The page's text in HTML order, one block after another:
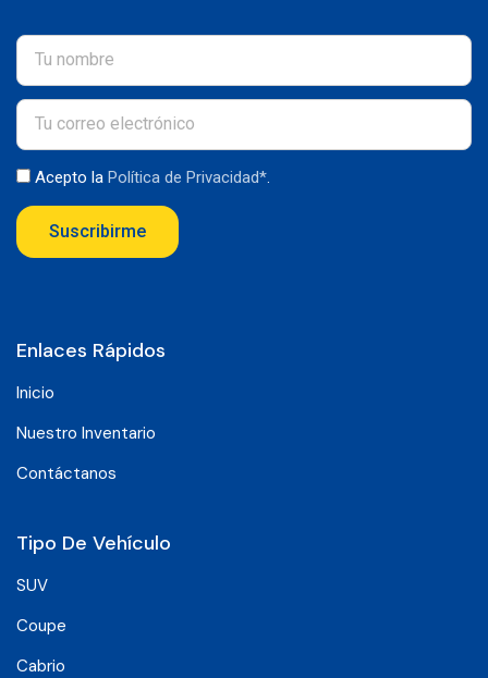
Acepto la Política de Privacidad*
Suscribirme
Enlaces Rápidos
Inicio
Nuestro Inventario
Contáctanos
Tipo De Vehículo
SUV
Coupe
Cabrio